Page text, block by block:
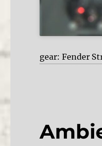
gear: Fender